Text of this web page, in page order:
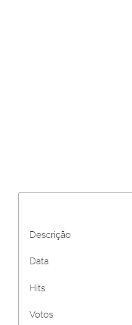
Descrição
Data
Hits
Votos